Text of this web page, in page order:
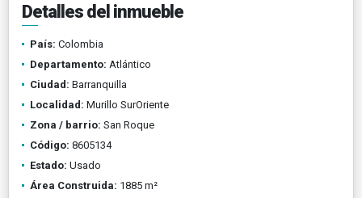
Detalles del inmueble
País: Colombia
Departamento: Atlántico
Ciudad: Barranquilla
Localidad: Murillo SurOriente
Zona / barrio: San Roque
Código: 8605134
Estado: Usado
Área Construida: 1885 m²